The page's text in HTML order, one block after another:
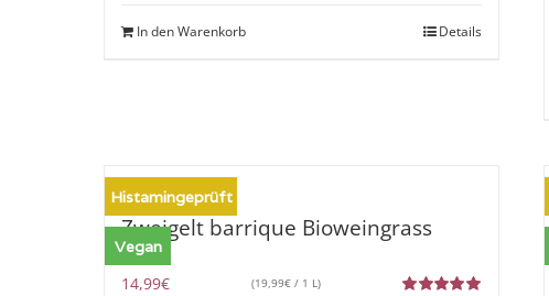
In den Warenkorb Details
Histamingeprüft
Vegan
Zweigelt barrique Bioweingrass
2020
14,99€ (19,99€ / 1 L)